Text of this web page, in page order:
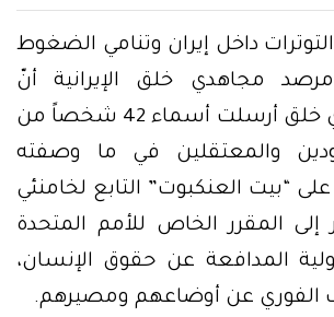
داخل إيران وتنامي الضغوط
مرصد مجاهدي خلق الإيرانية أنّ
منظمة مجاهدي خلق أرسلت أسماء 42 شخصاً من
والمعتقلين في ما وصفته
“بيت العنكبوت” التابع لخامنئي
23 فبراير إلى المقرر الخاص للأمم المتحدة
المدافعة عن حقوق الإنسان،
الفوري عن أوضاعهم ومصيرهم.